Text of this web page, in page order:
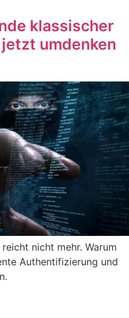
klassischer
jetzt umdenken
nicht mehr. Warum
Authentifizierung und